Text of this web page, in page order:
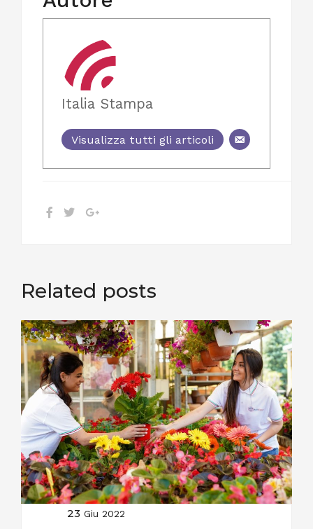
Italia Stampa
Visualizza tutti gli articoli
Related posts
23 Giu 2022